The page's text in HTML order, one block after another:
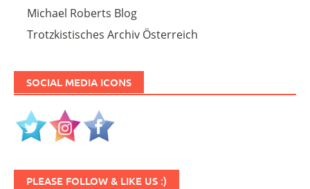
Michael Roberts Blog
Trotzkistisches Archiv Österreich
SOCIAL MEDIA ICONS
PLEASE FOLLOW & LIKE US :)